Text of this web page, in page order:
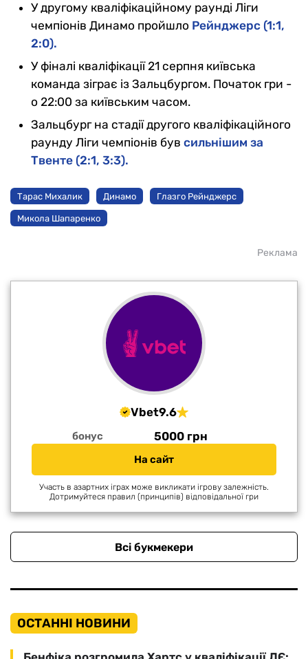
У другому кваліфікаційному раунді Ліги
чемпіонів Динамо пройшло Рейнджерс (1:1,
2:0).
У фіналі кваліфікації 21 серпня київська
команда зіграє із Зальцбургом. Початок гри -
о 22:00 за київським часом.
Зальцбург на стадії другого кваліфікаційного
раунду Ліги чемпіонів був сильнішим за
Твенте (2:1, 3:3).
Тарас Михалик Динамо Глазго Рейнджерс
Микола Шапаренко
Реклама
Vbet9.6
бонус 5000 грн
На сайт
Участь в азартних іграх може викликати ігрову залежність.
Дотримуйтеся правил (принципів) відповідальної гри
Всі букмекери
ОСТАННІ НОВИНИ